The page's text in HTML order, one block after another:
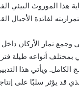
هذا الموروث البيئي
لفائدة الأجيال
ثمار الأركان داخل
بمختلف أنواعه طيلة
الكامل. ويأتي هذا
قد يؤثر سلبًا على